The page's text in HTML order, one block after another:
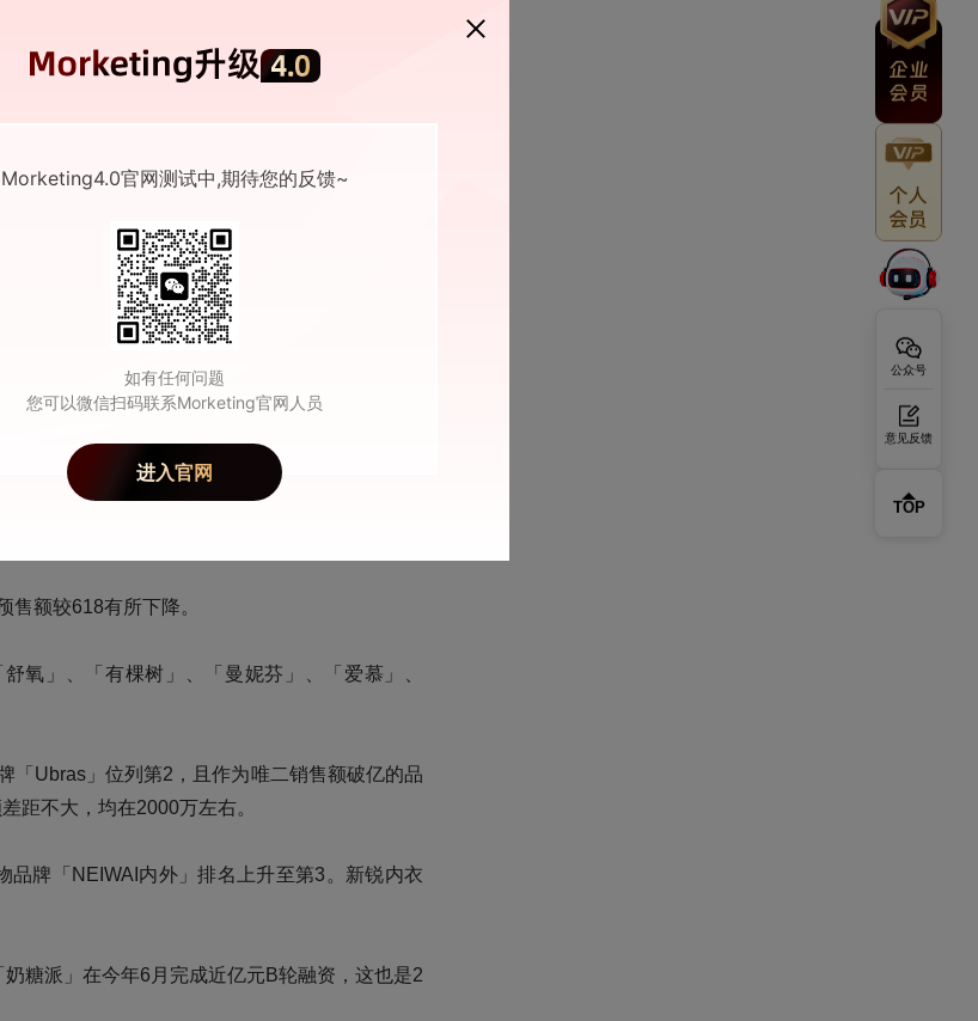
额较618有所下降。
氧」、「有棵树」、「曼妮芬」、「爱慕」、
「Ubras」位列第2，且作为唯二销售额破亿的品
距不大，均在2000万左右。
牌「NEIWAI内外」排名上升至第3。新锐内衣
糖派」在今年6月完成近亿元B轮融资，这也是2
公众号
意见反馈
TOP
Morketing4.0官网测试中,期待您的反馈~
如有任何问题
您可以微信扫码联系Morketing官网人员
进入官网